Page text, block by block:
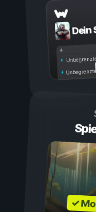
Dein
✓